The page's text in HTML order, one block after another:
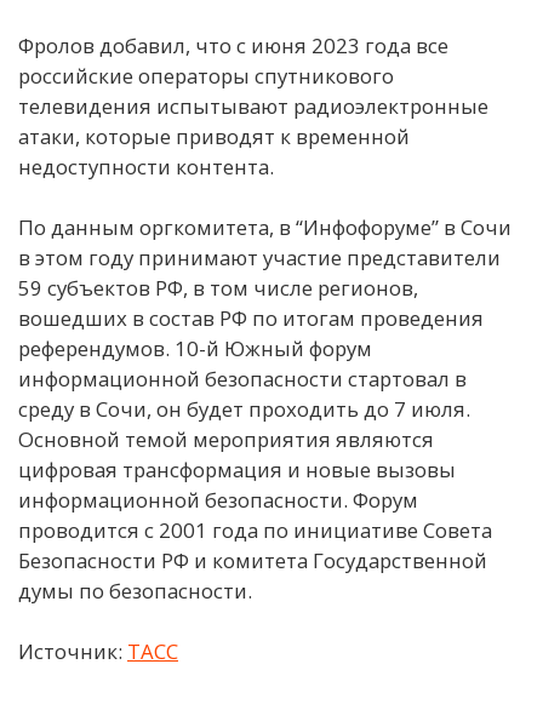
Фролов добавил, что с июня 2023 года все
российские операторы спутникового
телевидения испытывают радиоэлектронные
атаки, которые приводят к временной
недоступности контента.
По данным оргкомитета, в “Инфофоруме” в Сочи
в этом году принимают участие представители
59 субъектов РФ, в том числе регионов,
вошедших в состав РФ по итогам проведения
референдумов. 10-й Южный форум
информационной безопасности стартовал в
среду в Сочи, он будет проходить до 7 июля.
Основной темой мероприятия являются
цифровая трансформация и новые вызовы
информационной безопасности. Форум
проводится с 2001 года по инициативе Совета
Безопасности РФ и комитета Государственной
думы по безопасности.
Источник: ТАСС